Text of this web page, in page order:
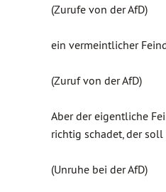
(Zurufe von der AfD)
ein vermeintlicher
(Zuruf von der AfD)
Aber der eigentliche
richtig schadet, der
(Unruhe bei der AfD)